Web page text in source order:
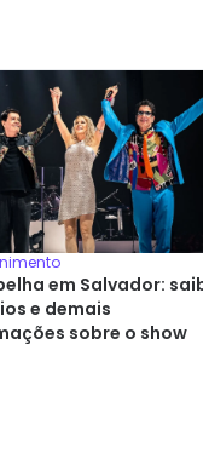
em Salvador:
e demais
sobre o show